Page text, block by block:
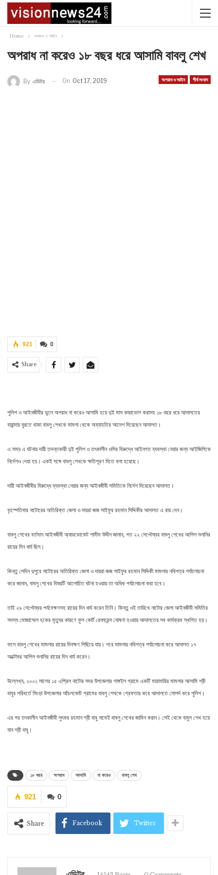
Home অপরাধ ও আইন
অপরাধ না করেও ১৮ বছর ধরে আসামি বাবলু শেখ
অপরাধ ও আইন শীর্ষ সংবাদ
By এডিটর On Oct 17, 2019
0
921
Share
পুলিশ ও আইনজীবীর ভুলে অপরাধ না করেও আসামি হয়ে দুই মাস কারাভোগ করাসহ ১৮ বছর ধরে আদালতের
বারান্দায় ঘুরতে থাকা বাবলু শেখকে মামলা থেকে অব্যাহতির আদেশ দিয়েছেন আদালত।
এ সময় এ ঘটনায় দায়ী তদন্তকারী দুই পুলিশ ও তৎকালীন ওসির বিরুদ্ধে আইনগত ব্যবস্থা নেয়ার জন্য আইজিপিকে
নির্দেশও দেয়া হয়। একই সঙ্গে বাবলু শেখকে ক্ষতিপূরণ দিতে বলা হয়েছে।
দায়ী আইনজীবীর বিরুদ্ধে ব্যবস্থা নেয়ার জন্য আইনজীবী সমিতিকে নির্দেশ দিয়েছেন আদালত।
বৃহস্পতিবার নাটোরের অতিরিক্ত জেলা ও দায়রা জজ সাইফুর রহমান সিদ্দিকীর আদালত এ রায় দেন।
বাবলু শেখের বর্তমান আইনজীবী অ্যাডভোকেট শামীম উদ্দীন জানান, গত ২২ সেপ্টেম্বর বাবলু শেখের আপিল শুনানির
রায়ের দিন ধার্য ছিল।
কিন্তু সেদিন দুপুরে নাটোরের অতিরিক্ত জেলা ও দায়রা জজ সাইফুর রহমান সিদ্দিকী মামলার নথিপত্র পর্যালোচনা
করে জানান, বাবলু শেখের বিষয়টি আলোচিত ঘটনা হওয়ায় তা অধিক পর্যালোচনা করা হবে।
তাই ২৯ সেপ্টেম্বর পর্যবেক্ষণসহ রায়ের দিন ধার্য করেন তিনি। কিন্তু ওই তারিখে নাটোর জেলা আইনজীবী সমিতির
সদস্য মোজাম্মেল হকের মৃত্যুর কারণে ফুল কোর্ট রেফারেন্স ঘোষণা হওয়ায় আদালতের সব কার্যক্রম স্থগিত হয়।
ফলে বাবলু শেখের মামলার রায়ের দিনক্ষণ পিছিয়ে যায়। পরে মামলার নথিপত্র পর্যালোচনা করে আদালত ১৭
অক্টোবর আপিল শুনানির রায়ের দিন ধার্য করেন।
উল্লেখ্য, ২০০১ সালের ১৫ এপ্রিল নাটোর সদর উপজেলার গাঙ্গইল গ্রামে একটি মারামারির মামলার আসামি শ্রী
বাবুর পরিবর্তে সিংড়া উপজেলার আঁচলকোট গ্রামের বাবলু শেখকে গ্রেফতার করে আদালতে সোপর্দ করে পুলিশ।
এর পর তৎকালীন আইনজীবী লুৎফর রহমান শ্রী বাবু নামেই বাবলু শেখের জামিন করান। সেই থেকে বাবুল শেখ হয়ে
যান শ্রী বাবু।
১৮ বছর অপরাধ আসামি না করেও বাবলু শেখ
0
921
Share Facebook Twitter